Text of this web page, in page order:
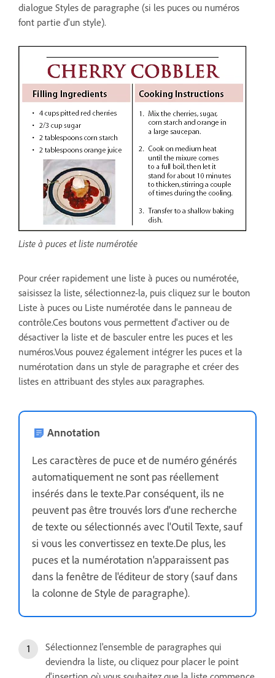
dialogue Styles de paragraphe (si les puces ou numéros
font partie d'un style).
Liste à puces et liste numérotée
Pour créer rapidement une liste à puces ou numérotée,
saisissez la liste, sélectionnez-la, puis cliquez sur le bouton
Liste à puces ou Liste numérotée dans le panneau de
contrôle.Ces boutons vous permettent d'activer ou de
désactiver la liste et de basculer entre les puces et les
numéros.Vous pouvez également intégrer les puces et la
numérotation dans un style de paragraphe et créer des
listes en attribuant des styles aux paragraphes.
Annotation
Les caractères de puce et de numéro générés
automatiquement ne sont pas réellement
insérés dans le texte.Par conséquent, ils ne
peuvent pas être trouvés lors d'une recherche
de texte ou sélectionnés avec l'Outil Texte, sauf
si vous les convertissez en texte.De plus, les
puces et la numérotation n'apparaissent pas
dans la fenêtre de l'éditeur de story (sauf dans
la colonne de Style de paragraphe).
Sélectionnez l'ensemble de paragraphes qui
deviendra la liste, ou cliquez pour placer le point